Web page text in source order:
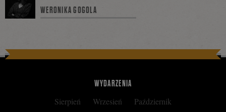
WERONIKA GOGOLA
WYDARZENIA
Sierpień Wrzesień Październik